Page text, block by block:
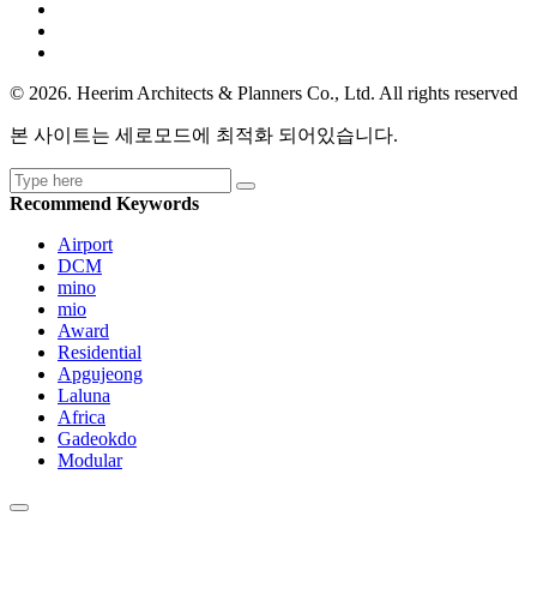
© 2026. Heerim Architects & Planners Co., Ltd. All rights reserved
본 사이트는 세로모드에 최적화 되어있습니다.
Recommend Keywords
Airport
DCM
mino
mio
Award
Residential
Apgujeong
Laluna
Africa
Gadeokdo
Modular